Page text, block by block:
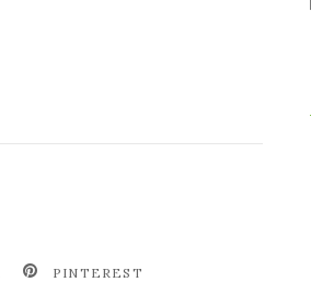
PINTEREST